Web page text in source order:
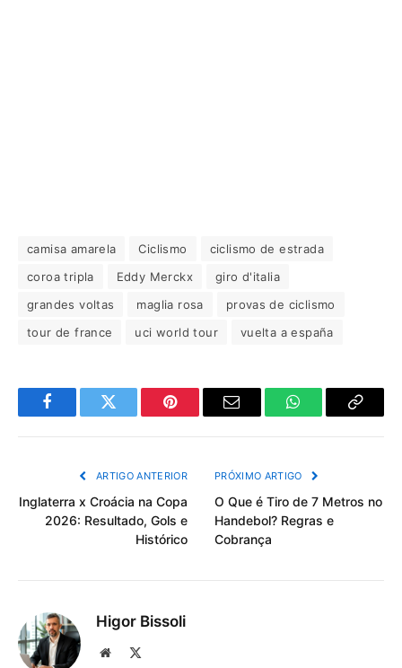
camisa amarela Ciclismo
ciclismo de estrada
coroa tripla
Eddy Merckx
giro d'italia
grandes voltas
maglia rosa
provas de ciclismo
tour de france
uci world tour vuelta a españa
FacebookTwitter Pinterest Email WhatsAppCopiar
ARTIGO ANTERIOR
Inglaterra x Croácia na Copa
2026: Resultado, Gols e
Histórico
PRÓXIMO ARTIGO
O Que é Tiro de 7 Metros no
Handebol? Regras e
Cobrança
Higor Bissoli
Site